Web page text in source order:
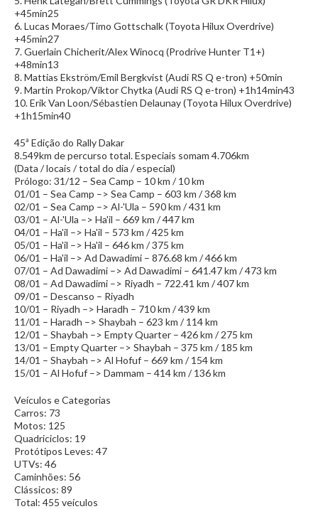
+45min25
6. Lucas Moraes/Timo Gottschalk (Toyota Hilux Overdrive)
+45min27
7. Guerlain Chicherit/Alex Winocq (Prodrive Hunter T1+)
+48min13
8. Mattias Ekström/Emil Bergkvist (Audi RS Q e-tron) +50min
9. Martin Prokop/Viktor Chytka (Audi RS Q e-tron) +1h14min43
10. Erik Van Loon/Sébastien Delaunay (Toyota Hilux Overdrive)
+1h15min40
45ª Edição do Rally Dakar
8.549km de percurso total. Especiais somam 4.706km
(Data / locais / total do dia / especial)
Prólogo: 31/12 – Sea Camp – 10 km / 10 km
01/01 – Sea Camp –> Sea Camp – 603 km / 368 km
02/01 – Sea Camp –> Al-'Ula – 590 km / 431 km
03/01 – Al-'Ula –> Ha'il – 669 km / 447 km
04/01 – Ha'il –> Ha'il – 573 km / 425 km
05/01 – Ha'il –> Ha'il – 646 km / 375 km
06/01 – Ha'il –> Ad Dawadimi – 876.68 km / 466 km
07/01 – Ad Dawadimi –> Ad Dawadimi – 641.47 km / 473 km
08/01 – Ad Dawadimi –> Riyadh – 722.41 km / 407 km
09/01 – Descanso – Riyadh
10/01 – Riyadh –> Haradh – 710 km / 439 km
11/01 – Haradh –> Shaybah – 623 km / 114 km
12/01 – Shaybah –> Empty Quarter – 426 km / 275 km
13/01 – Empty Quarter –> Shaybah – 375 km / 185 km
14/01 – Shaybah –> Al Hofuf – 669 km / 154 km
15/01 – Al Hofuf –> Dammam – 414 km / 136 km
Veículos e Categorias
Carros: 73
Motos: 125
Quadriciclos: 19
Protótipos Leves: 47
UTVs: 46
Caminhões: 56
Clássicos: 89
Total: 455 veículos